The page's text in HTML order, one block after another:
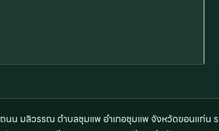
นน มลิวรรณ ตำบลชุมแพ อำเภอชุมแพ จังหวัดขอนแก่น